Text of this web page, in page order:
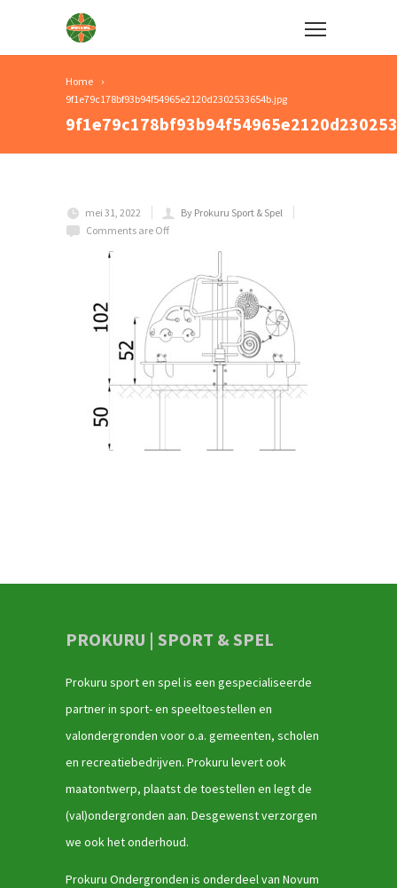
Home
9f1e79c178bf93b94f54965e2120d2302533654b.jpg
mei 31, 2022
By Prokuru Sport & Spel
Comments are Off
PROKURU | SPORT & SPEL
Prokuru sport en spel is een gespecialiseerde
partner in sport- en speeltoestellen en
valondergronden voor o.a. gemeenten, scholen
en recreatiebedrijven. Prokuru levert ook
maatontwerp, plaatst de toestellen en legt de
(val)ondergronden aan. Desgewenst verzorgen
we ook het onderhoud.
Prokuru Ondergronden is onderdeel van Novum